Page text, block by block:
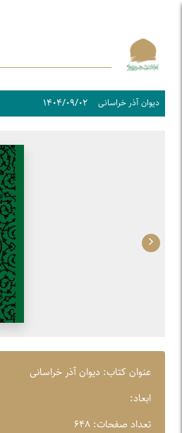
دیوان آذر خراسانی ۱۴۰۴/۰۹/۰۲
عنوان کتاب: دیوان آذر خراسانی
ابعاد:
تعداد صفحات: ۶۴۸